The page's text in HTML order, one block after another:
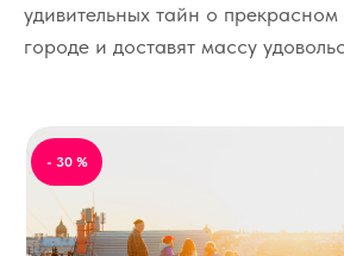
удивительных тайн о прекрасном
городе и доставят массу
- 30 %